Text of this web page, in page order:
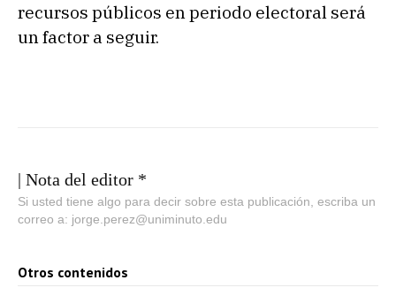
recursos públicos en periodo electoral será
un factor a seguir.
| Nota del editor *
Si usted tiene algo para decir sobre esta publicación, escriba un
correo a: jorge.perez@uniminuto.edu
Otros contenidos